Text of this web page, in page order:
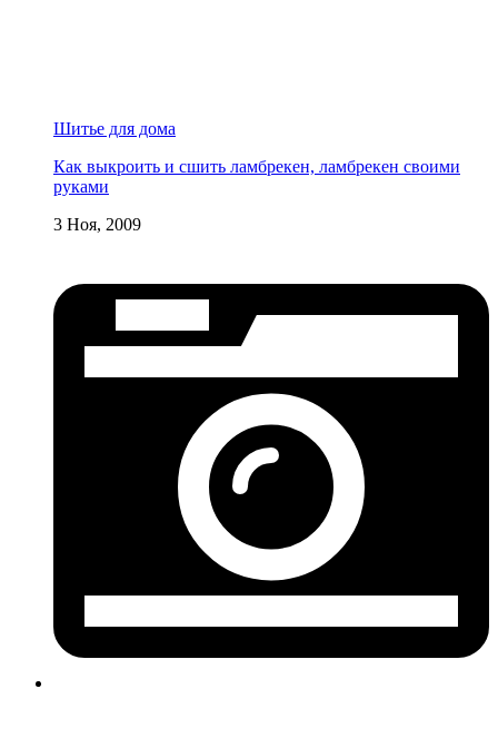
Шитье для дома
Как выкроить и сшить ламбрекен, ламбрекен своими
руками
3 Ноя, 2009